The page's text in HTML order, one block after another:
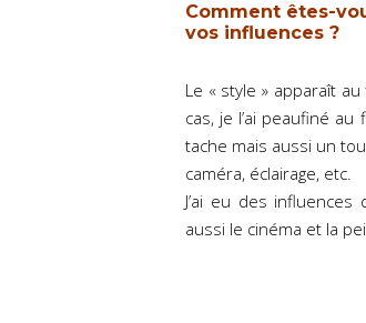
Comment êtes-
vos influences ?
Le « style » apparaît
cas, je l’ai peaufiné
tache mais aussi un
caméra, éclairage, etc.
J’ai eu des
aussi le cinéma et la